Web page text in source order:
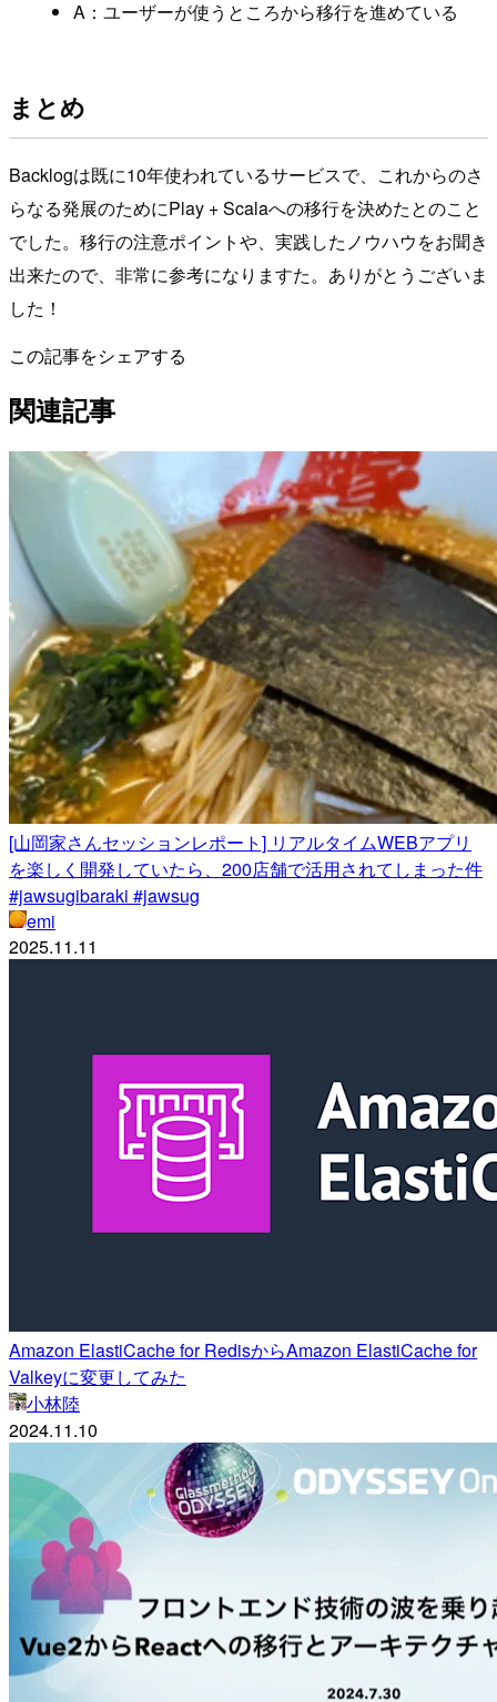
A：ユーザーが使うところから移行を進めている
まとめ
Backlogは既に10年使われているサービスで、これからのさ
らなる発展のためにPlay + Scalaへの移行を決めたとのこと
でした。移行の注意ポイントや、実践したノウハウをお聞き
出来たので、非常に参考になりますた。ありがとうございま
した！
この記事をシェアする
関連記事
[山岡家さんセッションレポート] リアルタイムWEBアプリ
を楽しく開発していたら、200店舗で活用されてしまった件
#jawsugibaraki #jawsug
emi
2025.11.11
Amazon ElastiCache for RedisからAmazon ElastiCache for
Valkeyに変更してみた
小林陸
2024.11.10